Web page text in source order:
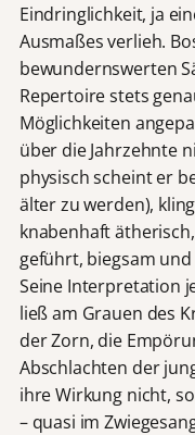
Eindringlichkeit, ja
Ausmaßes verlieh.
bewundernswerten
Repertoire stets
Möglichkeiten
über die Jahrzehnte
physisch scheint er
älter zu werden),
knabenhaft
geführt, biegsam
Seine Interpretation
ließ am Grauen des
der Zorn, die
Abschlachten der
ihre Wirkung nicht,
– quasi im